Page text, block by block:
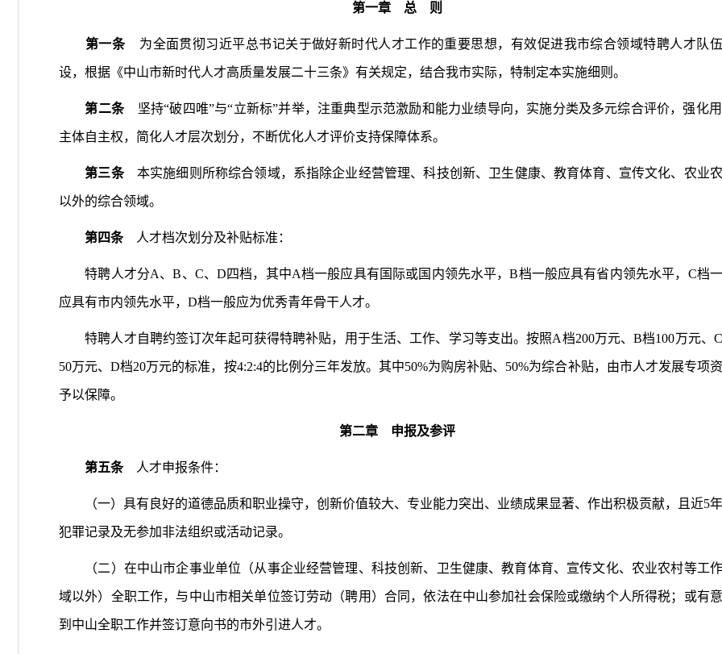
第一章 总 则
第一条为全面贯彻习近平总书记关于做好新时代人才工作的重要思想，有效促进我市综合领域特聘人才队
设，根据《中山市新时代人才高质量发展二十三条》有关规定，结合我市实际，特制定本实施细则。
第二条坚持“破四唯”与“立新标”并举， 注重典型示范激励和能力业绩导向， 实施分类及多元综合评价，强化
主体自主权，简化人才层次划分，不断优化人才评价支持保障体系。
第三条本实施细则所称综合领域，系指除企业经营管理、科技创新、卫生健康、教育体育、宣传文化、农业
以外的综合领域。
第四条人才档次划分及补贴标准：
特聘人才分A、B、C、D四档，其中A档一般应具有国际或国内领先水平，B档一般应具有省内领先水平，C档
应具有市内领先水平，D档一般应为优秀青年骨干人才。
特聘人才自聘约签订次年起可获得特聘补贴，用于生活、工作、学习等支出。按照A档200万元、B档100万元、
50万元、D档20万元的标准，按4:2:4的比例分三年发放。其中50%为购房补贴、50%为综合补贴，由市人才发展专项
予以保障。
第二章 申报及参评
第五条人才申报条件：
（一）具有良好的道德品质和职业操守，创新价值较大、专业能力突出、业绩成果显著、作出积极贡献，且近5
犯罪记录及无参加非法组织或活动记录。
（二）在中山市企事业单位（从事企业经营管理、科技创新、卫生健康、教育体育、宣传文化、农业农村等工
域以外）全职工作，与中山市相关单位签订劳动（聘用）合同，依法在中山参加社会保险或缴纳个人所得税；或有
到中山全职工作并签订意向书的市外引进人才。